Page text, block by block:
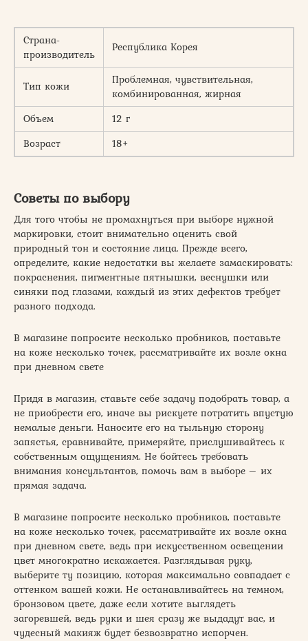
Страна-
производитель
Республика Корея
Тип кожи
Проблемная, чувствительная,
комбинированная, жирная
Объем
12 г
Возраст
18+
Советы по выбору
Для того чтобы не промахнуться при выборе нужной
маркировки, стоит внимательно оценить свой
природный тон и состояние лица. Прежде всего,
определите, какие недостатки вы желаете замаскировать:
покраснения, пигментные пятнышки, веснушки или
синяки под глазами, каждый из этих дефектов требует
разного подхода.
В магазине попросите несколько пробников, поставьте
на коже несколько точек, рассматривайте их возле окна
при дневном свете
Придя в магазин, ставьте себе задачу подобрать товар, а
не приобрести его, иначе вы рискуете потратить впустую
немалые деньги. Наносите его на тыльную сторону
запястья, сравнивайте, примеряйте, прислушивайтесь к
собственным ощущениям. Не бойтесь требовать
внимания консультантов, помочь вам в выборе – их
прямая задача.
В магазине попросите несколько пробников, поставьте
на коже несколько точек, рассматривайте их возле окна
при дневном свете, ведь при искусственном освещении
цвет многократно искажается. Разглядывая руку,
выберите ту позицию, которая максимально совпадает с
оттенком вашей кожи. Не останавливайтесь на темном,
бронзовом цвете, даже если хотите выглядеть
загоревшей, ведь руки и шея сразу же выдадут вас, и
чудесный макияж будет безвозвратно испорчен.